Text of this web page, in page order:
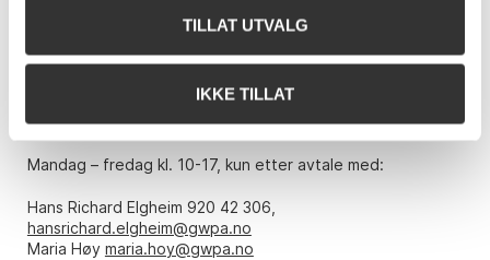
TILLAT UTVALG
IKKE TILLAT
E-post:post@gwpa.no
Åpningstider
Mandag – fredag kl. 10-17, kun etter avtale med:
Hans Richard Elgheim 920 42 306,
hansrichard.elgheim@gwpa.no
Maria Høy maria.hoy@gwpa.no